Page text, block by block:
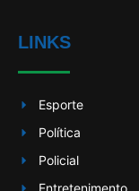
LINKS
Esporte
Política
Policial